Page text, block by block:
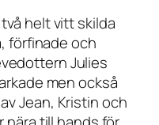
helt vitt skilda
förfinade och
Julies
men också
Jean, Kristin och